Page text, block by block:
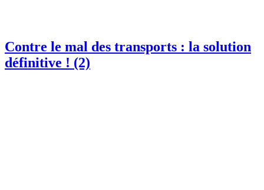
Contre le mal des transports : la solution
définitive ! (2)